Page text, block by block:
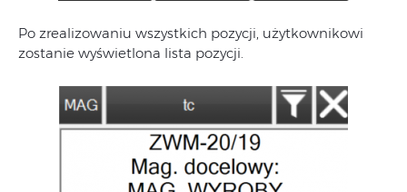
Po zrealizowaniu wszystkich pozycji, użytkownikowi
zostanie wyświetlona lista pozycji.